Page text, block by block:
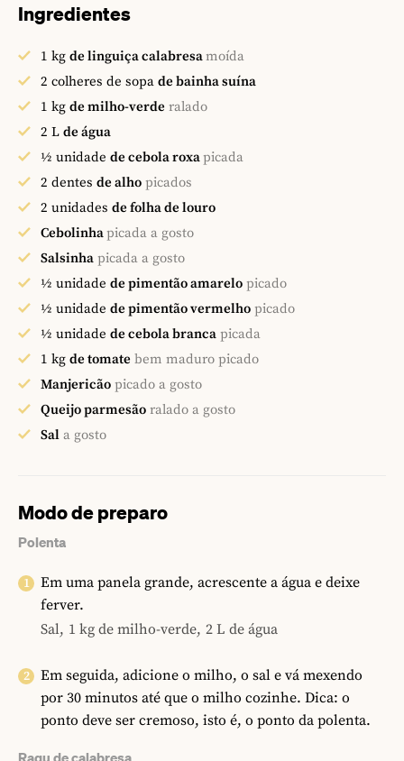
Ingredientes
1 kg de linguiça calabresamoída
2 colheres de sopa de bainha suína
1 kg de milho-verde ralado
2 L de água
½ unidade de cebola roxapicada
2 dentes de alho picados
2 unidades de folha de louro
Cebolinhapicada a gosto
Salsinha picada a gosto
½ unidade de pimentão amarelo picado
½ unidade de pimentão vermelho picado
½ unidade de cebola branca picada
1 kg de tomate bem maduro picado
Manjericão picado a gosto
Queijo parmesão ralado a gosto
Sal a gosto
Modo de preparo
Polenta
Em uma panela grande, acrescente a água e deixe
ferver.
Sal, 1 kg de milho-verde, 2 L de água
Em seguida, adicione o milho, o sal e vá mexendo
por 30 minutos até que o milho cozinhe. Dica: o
ponto deve ser cremoso, isto é, o ponto da polenta.
Ragu de calabresa